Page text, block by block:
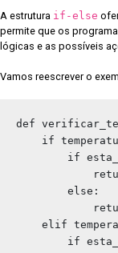
A estrutura if-else
permite que os
lógicas e as possíveis
Vamos reescrever o
def
if
if
        else:
elif
if